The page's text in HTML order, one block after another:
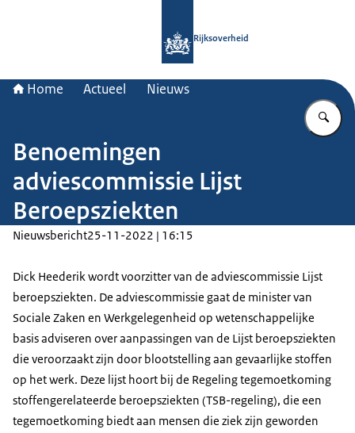
Rijksoverheid
Home Actueel Nieuws
Benoemingen
adviescommissie Lijst
Beroepsziekten
Nieuwsbericht25-11-2022 | 16:15
Dick Heederik wordt voorzitter van de adviescommissie Lijst
beroepsziekten. De adviescommissie gaat de minister van
Sociale Zaken en Werkgelegenheid op wetenschappelijke
basis adviseren over aanpassingen van de Lijst beroepsziekten
die veroorzaakt zijn door blootstelling aan gevaarlijke stoffen
op het werk. Deze lijst hoort bij de Regeling tegemoetkoming
stoffengerelateerde beroepsziekten (TSB-regeling), die een
tegemoetkoming biedt aan mensen die ziek zijn geworden